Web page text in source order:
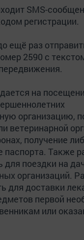
SMS-
регистрации.
ещё раз
2590 с
на
организацию,
ветеринарной
получение
паспорта. Также
для поездки на
организаций.
для доставки
первой
или